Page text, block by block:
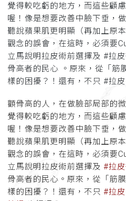
覺得較吃虧的地方，而這些顧
喔！像是想要改善中臉下垂，
聽說蘋果肌更明顯（再加上原
觀念的誤會，在這時，必須要
立馬說明拉皮術前選擇及 #拉
骨高者的民心 。原來，從「筋
樣的困擾？！還有，不只 #拉
顴骨高的人，在做臉部局部的
覺得較吃虧的地方，而這些顧
喔！像是想要改善中臉下垂，做
聽說蘋果肌更明顯（再加上原
觀念的誤會，在這時，必須要
立馬說明拉皮術前選擇及 #拉
骨高者的民心 。原來，從「筋
樣的困擾？！還有，不只 #拉